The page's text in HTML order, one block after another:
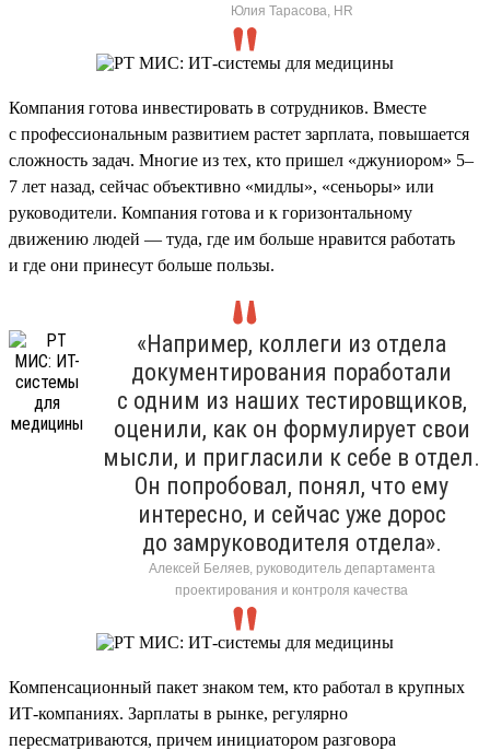
Юлия Тарасова, HR
Компания готова инвестировать в сотрудников. Вместе
с профессиональным развитием растет зарплата, повышается
сложность задач. Многие из тех, кто пришел «джуниором» 5–
7 лет назад, сейчас объективно «мидлы», «сеньоры» или
руководители. Компания готова и к горизонтальному
движению людей — туда, где им больше нравится работать
и где они принесут больше пользы.
«Например, коллеги из отдела
документирования поработали
с одним из наших тестировщиков,
оценили, как он формулирует свои
мысли, и пригласили к себе в отдел.
Он попробовал, понял, что ему
интересно, и сейчас уже дорос
до замруководителя отдела».
Алексей Беляев, руководитель департамента
проектирования и контроля качества
Компенсационный пакет знаком тем, кто работал в крупных
ИТ-компаниях. Зарплаты в рынке, регулярно
пересматриваются, причем инициатором разговора